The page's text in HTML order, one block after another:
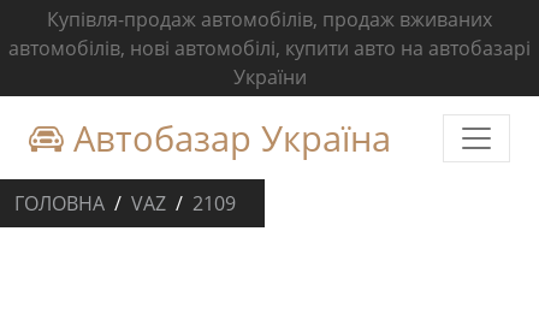
Купівля-продаж автомобілів, продаж вживаних
автомобілів, нові автомобілі, купити авто на автобазарі
України
Автобазар Україна
ГОЛОВНА VAZ 2109